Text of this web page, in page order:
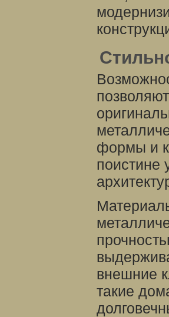
формы и
поистине
внешние
такие